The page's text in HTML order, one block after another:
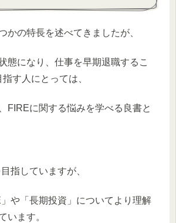
かの特長を述べてきましたが、
態になり、仕事を早期退職するこ
す人にとっては、
FIREに関する悩みを学べる良書と
指していますが、
や「長期投資」についてより理解
います。